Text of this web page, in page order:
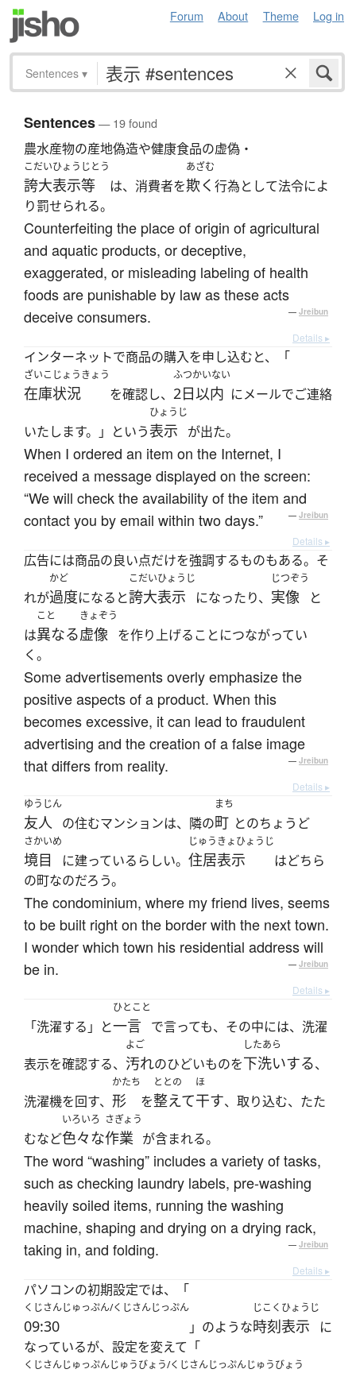
Forum About Theme Log in
Sentences ▾
Sentences— 19 found
農水産物の産地偽造や健康食品の虚偽・
こだいひょうじとう
誇大表示等 は、消費者を
あざむ
欺く 行為として法令によ
り罰せられる。
Counterfeiting the place of origin of agricultural
and aquatic products, or deceptive,
exaggerated, or misleading labeling of health
foods are punishable by law as these acts
deceive consumers.
— Jreibun
Details ▸
インターネットで商品の購入を申し込むと、「
ざいこじょうきょう
在庫状況 を確認し、
ふつかいない
2日以内 にメールでご連絡
いたします。」という
ひょうじ
表示 が出た。
When I ordered an item on the Internet, I
received a message displayed on the screen:
“We will check the availability of the item and
contact you by email within two days.”
— Jreibun
Details ▸
広告には商品の良い点だけを強調するものもある。そ
れが
かど
過度になると
こだいひょうじ
誇大表示 になったり、
じつぞう
実像 と
は
こと
異なる
きょぞう
虚像
を作り上げることにつながってい
く。
Some advertisements overly emphasize the
positive aspects of a product. When this
becomes excessive, it can lead to fraudulent
advertising and the creation of a false image
that differs from reality.
— Jreibun
Details ▸
ゆうじん
友人 の住むマンションは、隣の
まち
町 とのちょうど
さかいめ
境目 に建っているらしい。
じゅうきょひょうじ
住居表示
はどちら
の町なのだろう。
The condominium, where my friend lives, seems
to be built right on the border with the next town.
I wonder which town his residential address will
be in.
— Jreibun
Details ▸
「洗濯する」と
ひとこと
一言 で言っても、その中には、洗濯
表示を確認する、
よご
汚れのひどいものを
したあら
下洗いする、
洗濯機を回す、
かたち
形 を
ととの
整えて
ほ
干す、取り込む、たた
むなど
いろいろ
色々な
さぎょう
作業 が含まれる。
The word “washing” includes a variety of tasks,
such as checking laundry labels, pre-washing
heavily soiled items, running the washing
machine, shaping and drying on a drying rack,
taking in, and folding.
— Jreibun
Details ▸
パソコンの初期設定では、「
くじさんじゅっぷん/くじさんじっぷん
09:30 」のような
じこくひょうじ
時刻表示
に
なっているが、設定を変えて「
くじさんじゅっぷんじゅうびょう/くじさんじっぷんじゅうびょう